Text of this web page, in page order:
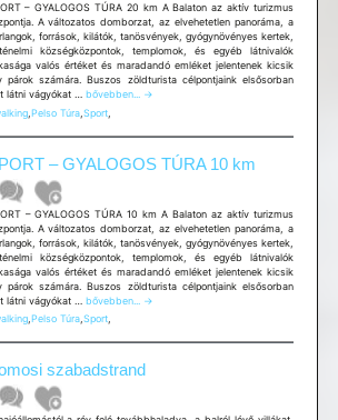
– GYALOGOS TÚRA 20 km A Balaton az aktív turizmus
A változatos domborzat, az elvehetetlen panoráma, a
források, kilátók, tanösvények, gyógynövényes kertek,
községközpontok, templomok, és egyéb látnivalók
valós értéket és maradandó emléket jelentenek kicsik
számára. Buszos zöldturista célpontjaink elsősorban
látni vágyókat … SPORT
–
GYALOGOS
TÚRA
km
bővebben... →
, Pelso Túra, Sport,
– GYALOGOS TÚRA 10 km
– GYALOGOS TÚRA 10 km A Balaton az aktív turizmus
A változatos domborzat, az elvehetetlen panoráma, a
források, kilátók, tanösvények, gyógynövényes kertek,
községközpontok, templomok, és egyéb látnivalók
valós értéket és maradandó emléket jelentenek kicsik
számára. Buszos zöldturista célpontjaink elsősorban
látni vágyókat … SPORT
–
GYALOGOS
TÚRA
km
bővebben...
→
,Pelso Túra,Sport,
szabadstrand